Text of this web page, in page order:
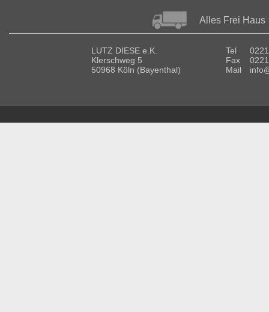
Alles Frei Haus
LUTZ DIESE e.K.
Klerschweg 5
50968 Köln (Bayenthal)
Tel
Fax
Mail